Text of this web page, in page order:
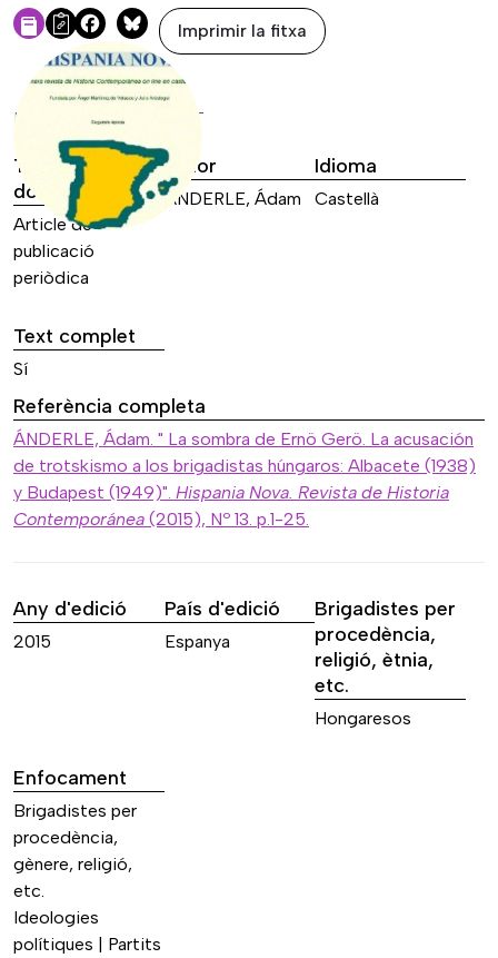
Facebook
Bluesky
Imprimir la fitxa
DADES DE LA FONT
Tipus de font
documental
Article de
publicació
periòdica
Autor
ÁNDERLE, Ádam
Idioma
Castellà
Text complet
Sí
Referència completa
ÁNDERLE, Ádam. " La sombra de Ernö Gerö. La acusación
de trotskismo a los brigadistas húngaros: Albacete (1938)
y Budapest (1949)". Hispania Nova. Revista de Historia
Contemporánea (2015), Nº 13. p.1-25.
Any d'edició
2015
País d'edició
Espanya
Brigadistes per
procedència,
religió, ètnia,
etc.
Hongaresos
Enfocament
Brigadistes per
procedència,
gènere, religió,
etc.
Ideologies
polítiques | Partits